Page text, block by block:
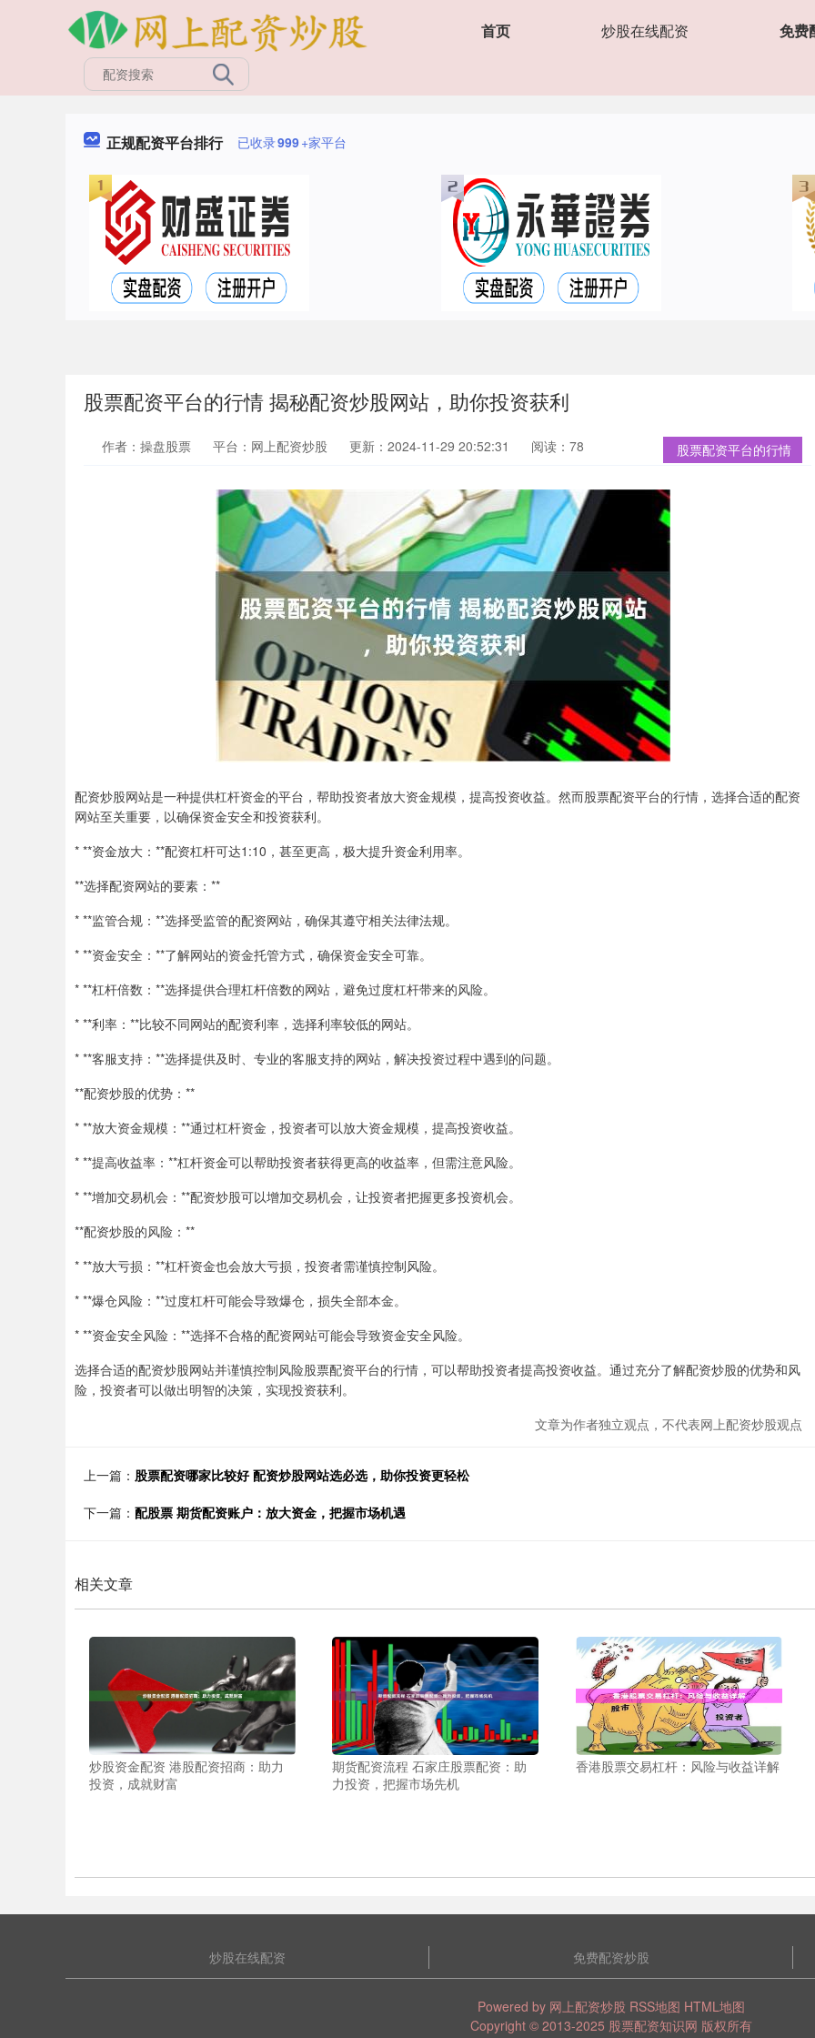
首页 炒股在线配资 免费
正规配资平台排行 已收录999+家平台
股票配资平台的行情 揭秘配资炒股网站，助你投资获利
股票配资平台的行情
作者：操盘股票 平台：网上配资炒股 更新：2024-11-29 20:52:31 阅读：78
配资炒股网站是一种提供杠杆资金的平台，帮助投资者放大资金规模，提高投资收益。然而股票配资平台的行情，选择合适的配资
网站至关重要，以确保资金安全和投资获利。
* **资金放大：**配资杠杆可达1:10，甚至更高，极大提升资金利用率。
**选择配资网站的要素：**
* **监管合规：**选择受监管的配资网站，确保其遵守相关法律法规。
* **资金安全：**了解网站的资金托管方式，确保资金安全可靠。
* **杠杆倍数：**选择提供合理杠杆倍数的网站，避免过度杠杆带来的风险。
* **利率：**比较不同网站的配资利率，选择利率较低的网站。
* **客服支持：**选择提供及时、专业的客服支持的网站，解决投资过程中遇到的问题。
**配资炒股的优势：**
* **放大资金规模：**通过杠杆资金，投资者可以放大资金规模，提高投资收益。
* **提高收益率：**杠杆资金可以帮助投资者获得更高的收益率，但需注意风险。
* **增加交易机会：**配资炒股可以增加交易机会，让投资者把握更多投资机会。
**配资炒股的风险：**
* **放大亏损：**杠杆资金也会放大亏损，投资者需谨慎控制风险。
* **爆仓风险：**过度杠杆可能会导致爆仓，损失全部本金。
* **资金安全风险：**选择不合格的配资网站可能会导致资金安全风险。
选择合适的配资炒股网站并谨慎控制风险股票配资平台的行情，可以帮助投资者提高投资收益。通过充分了解配资炒股的优势和风
险，投资者可以做出明智的决策，实现投资获利。
文章为作者独立观点，不代表网上配资炒股观点
上一篇： 股票配资哪家比较好 配资炒股网站选必选，助你投资更轻松
下一篇： 配股票 期货配资账户：放大资金，把握市场机遇
相关文章
炒股资金配资 港股配资招商：助力
投资，成就财富
期货配资流程 石家庄股票配资：助
力投资，把握市场先机
香港股票交易杠杆：风险与收益详解
炒股在线配资 免费配资炒股
Powered by 网上配资炒股 RSS地图 HTML地图
Copyright © 2013-2025 股票配资知识网 版权所有